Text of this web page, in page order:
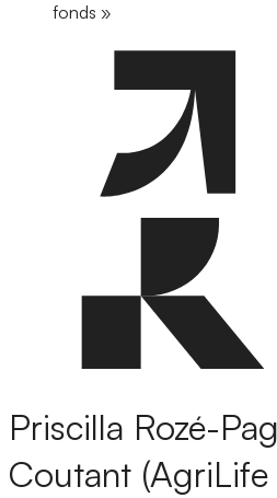
fonds »
Priscilla Rozé-
Coutant